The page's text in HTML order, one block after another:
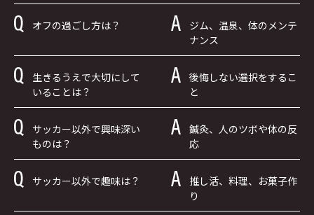
オフの過ごし方は？
ジム、温泉、体のメンテ
ナンス
生きるうえで大切にして
いることは？
後悔しない選択をするこ
と
サッカー以外で興味深い
ものは？
鍼灸、人のツボや体の反
応
サッカー以外で趣味は？
推し活、料理、お菓子作
り